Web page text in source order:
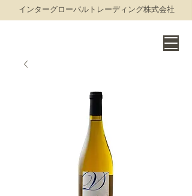
​インターグローバルトレーディング株式会社